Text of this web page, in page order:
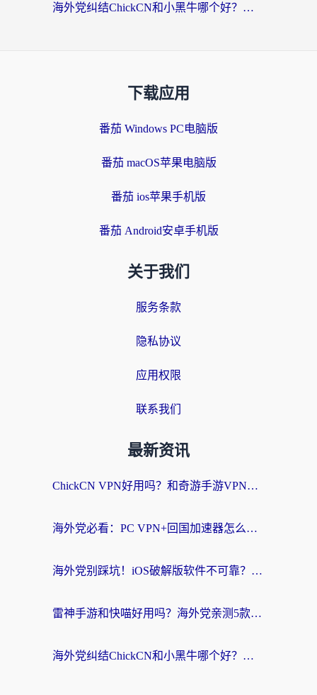
海外党纠结ChickCN和小黑牛哪个好？一篇帮你选对回国加速器的实用指南
下载应用
番茄 Windows PC电脑版
番茄 macOS苹果电脑版
番茄 ios苹果手机版
番茄 Android安卓手机版
关于我们
服务条款
隐私协议
应用权限
联系我们
最新资讯
ChickCN VPN好用吗？和奇游手游VPN对比哪个回国效果更好？海外党亲测实用指南
海外党必看：PC VPN+回国加速器怎么选？无缝访问国内资源全攻略
海外党别踩坑！iOS破解版软件不可靠？教你选对回国加速器无缝看国内资源
雷神手游和快喵好用吗？海外党亲测5款回国加速器，附斧牛Bling对比+微信视频号解决办法
海外党纠结ChickCN和小黑牛哪个好？一篇帮你选对回国加速器的实用指南